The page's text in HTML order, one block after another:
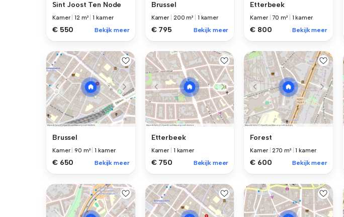
Sint Joost Ten Node
Kamer |12 m² |1 kamer
€ 550 Bekijk meer
Brussel
Kamer 200 m² 1 kamer
€ 795 Bekijk meer
Etterbeek
Kamer |70 m² 1 kamer
€ 800 Bekijk meer
Brussel
Kamer |90 m² |1 kamer
€ 650 Bekijk meer
Etterbeek
Kamer 1 kamer
€ 750 Bekijk meer
Forest
Kamer |270 m² |1 kamer
€ 600 Bekijk meer